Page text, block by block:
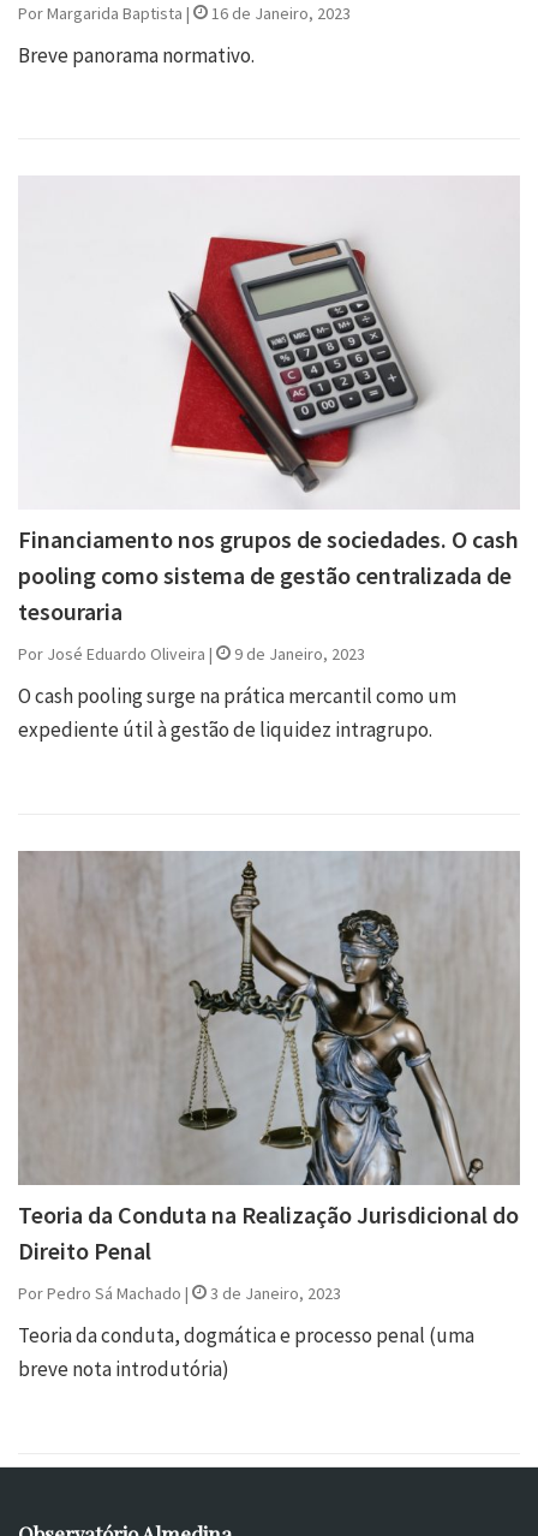
Por Margarida Baptista | 16 de Janeiro, 2023
Breve panorama normativo.
Financiamento nos grupos de sociedades. O cash
pooling como sistema de gestão centralizada de
tesouraria
Por José Eduardo Oliveira | 9 de Janeiro, 2023
O cash pooling surge na prática mercantil como um
expediente útil à gestão de liquidez intragrupo.
Teoria da Conduta na Realização Jurisdicional do
Direito Penal
Por Pedro Sá Machado | 3 de Janeiro, 2023
Teoria da conduta, dogmática e processo penal (uma
breve nota introdutória)